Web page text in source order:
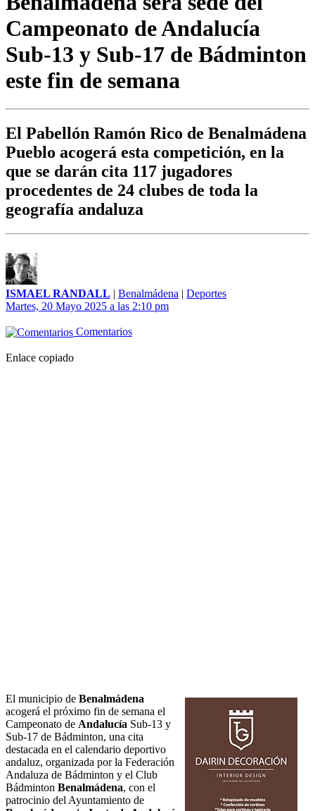
Campeonato de Andalucía
Sub-13 y Sub-17 de Bádminton
este fin de semana
El Pabellón Ramón Rico de Benalmádena
Pueblo acogerá esta competición, en la
que se darán cita 117 jugadores
procedentes de 24 clubes de toda la
geografía andaluza
ISMAEL RANDALL | Benalmádena | Deportes
Martes, 20 Mayo 2025 a las 2:10 pm
Comentarios
Enlace copiado
El municipio de Benalmádena
acogerá el próximo fin de semana el
Campeonato de Andalucía Sub-13 y
Sub-17 de Bádminton, una cita
destacada en el calendario deportivo
andaluz, organizada por la Federación
Andaluza de Bádminton y el Club
Bádminton Benalmádena, con el
patrocinio del Ayuntamiento de